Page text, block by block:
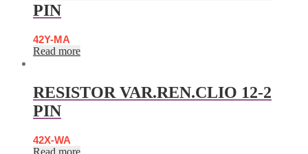
PIN
42Y-MA
Read more
RESISTOR VAR.REN.CLIO 12-2
PIN
42X-WA
Read more